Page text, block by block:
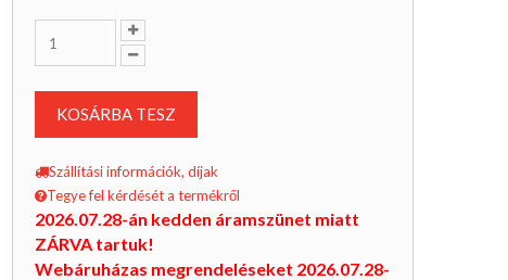
KOSÁRBA TESZ
Szállítási információk, díjak
Tegye fel kérdését a termékről
2026.07.28-án kedden áramszünet miatt
ZÁRVA tartuk!
Webáruházas megrendeléseket 2026.07.28-